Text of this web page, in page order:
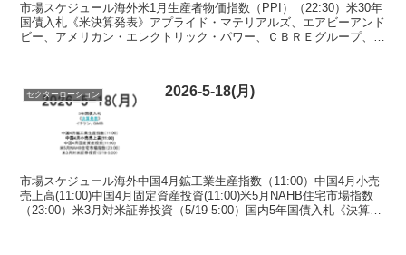
市場スケジュール海外米1月生産者物価指数（PPI）（22:30）米30年
国債入札《米決算発表》アプライド・マテリアルズ、エアビーアンド
ビー、アメリカン・エレクトリック・パワー、ＣＢＲＥグループ、Ｄ
セクターローション 2026-5-18(月)
市場スケジュール海外中国4月鉱工業生産指数（11:00）中国4月小売
売上高(11:00)中国4月固定資産投資(11:00)米5月NAHB住宅市場指数
（23:00）米3月対米証券投資（5/19 5:00）国内5年国債入札《決算発